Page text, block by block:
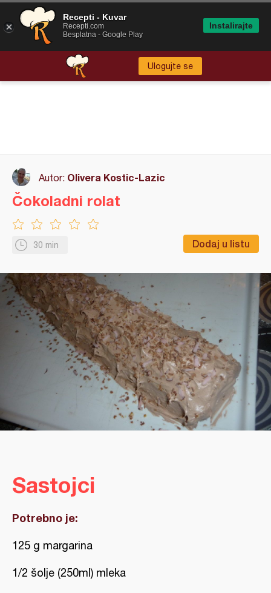
Ulogujte se
Autor: Olivera Kostic-Lazic
30 min Dodaj u listu
Čokoladni rolat
Sastojci
Potrebno je:
125 g margarina
1/2 šolje (250ml) mleka
Recepti - Kuvar
Recepti.com
Besplatna - Google Play
Instalirajte